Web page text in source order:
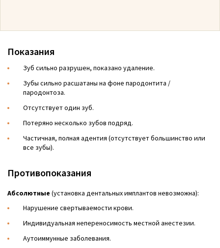
Показания
Зуб сильно разрушен, показано удаление.
Зубы сильно расшатаны на фоне пародонтита /
пародонтоза.
Отсутствует один зуб.
Потеряно несколько зубов подряд.
Частичная, полная адентия (отсутствует большинство или
все зубы).
Противопоказания
Абсолютные (установка дентальных имплантов невозможна):
Нарушение свертываемости крови.
Индивидуальная непереносимость местной анестезии.
Аутоиммунные заболевания.